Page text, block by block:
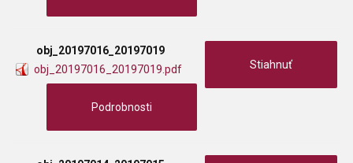
obj_20197016_20197019
obj_20197016_20197019.pdf
Stiahnuť
Podrobnosti